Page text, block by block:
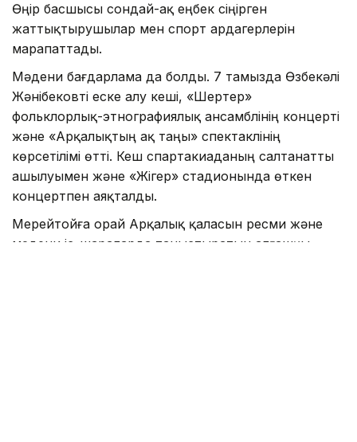
Өңір басшысы сондай-ақ еңбек сіңірген
жаттықтырушылар мен спорт ардагерлерін
марапаттады.
Мәдени бағдарлама да болды. 7 тамызда Өзбекәлі
Жәнібековті еске алу кеші, «Шертер»
фольклорлық-этнографиялық ансамблінің концерті
және «Арқалықтың ақ таңы» спектаклінің
көрсетілімі өтті. Кеш спартакиаданың салтанатты
ашылуымен және «Жігер» стадионында өткен
концертпен аяқталды.
Мерейтойға орай Арқалық қаласын ресми және
мәдени іс-шараларда таныстыратын алғашқы